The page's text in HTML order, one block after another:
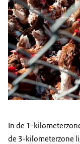
In de 1-
de 3-kilometerzone